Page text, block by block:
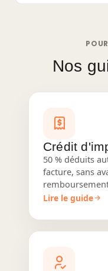
Nos
Crédit
50 % déduits
facture, sans
Lire le guide